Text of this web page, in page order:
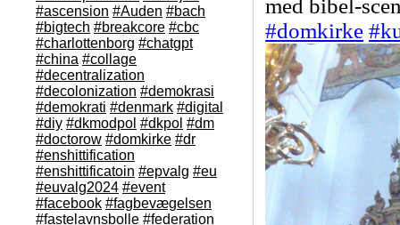
#ascension #Auden #bach
#bigtech #breakcore #cbc
#charlottenborg #chatgpt
#china #collage
#decentralization
#decolonization #demokrasi
#demokrati #denmark #digital
#diy #dkmodpol #dkpol #dm
#doctorow #domkirke #dr
#enshittification
#enshittificatoin #epvalg #eu
#euvalg2024 #event
#facebook #fagbevægelsen
#fastelavnsbolle #federation
med bibel-
#domkirke #